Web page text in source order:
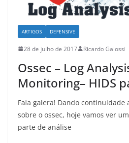
ARTIGOS DEFENSIVE
28 de julho de 2017 Ricardo Galossi
Ossec – Log
Monitoring– HIDS
Fala galera! Dando continuidade
sobre o ossec, hoje vamos ver
parte de análise